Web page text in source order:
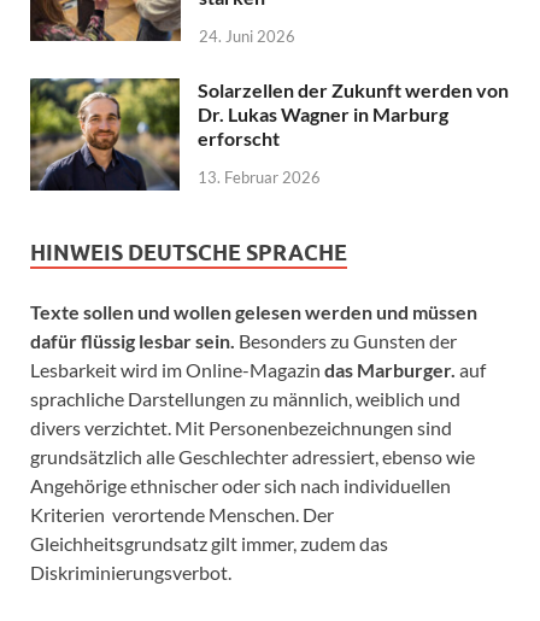
24. Juni 2026
Solarzellen der Zukunft werden von
Dr. Lukas Wagner in Marburg
erforscht
13. Februar 2026
HINWEIS DEUTSCHE SPRACHE
Texte sollen und wollen gelesen werden und müssen
dafür flüssig lesbar sein. Besonders zu Gunsten der
Lesbarkeit wird im Online-Magazin das Marburger. auf
sprachliche Darstellungen zu männlich, weiblich und
divers verzichtet. Mit Personenbezeichnungen sind
grundsätzlich alle Geschlechter adressiert, ebenso wie
Angehörige ethnischer oder sich nach individuellen
Kriterien verortende Menschen. Der
Gleichheitsgrundsatz gilt immer, zudem das
Diskriminierungsverbot.